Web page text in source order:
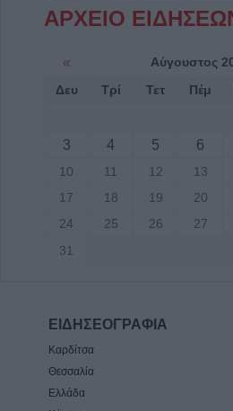
ΑΡΧΕΙΟ
« Αύγουστος
Δευ Τρί Τετ Πέμ
3
4 5 6
10
11 12 13
17
18 19 20
24
25 26 27
31
ΕΙΔΗΣΕΟΓΡΑΦΙΑ
Καρδίτσα
Θεσσαλία
Ελλάδα